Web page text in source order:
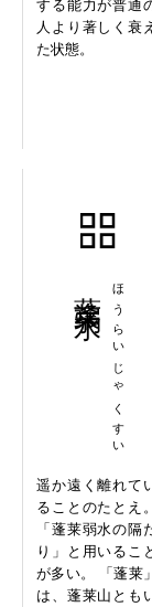
する能力が普通
人より著しく衰え
た状態。
ほうらいじゃくすい
遥か遠く離れて
ることのたとえ。
「蓬莱弱水の隔
り」と用いるこ
が多い。 「蓬莱」
は、蓬莱山とも